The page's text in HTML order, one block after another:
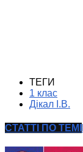
ТЕГИ
1 клас
Дікал І.В.
СТАТТІ ПО ТЕМІ